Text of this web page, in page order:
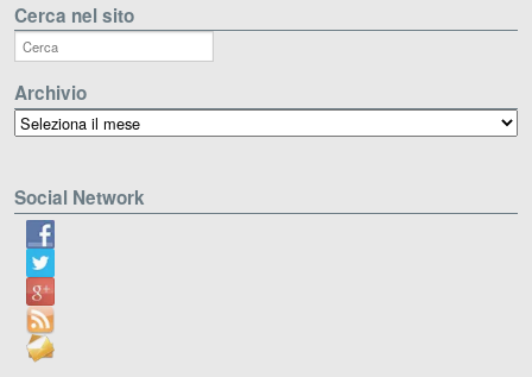
Cerca nel sito
Archivio
Archivio
Social Network